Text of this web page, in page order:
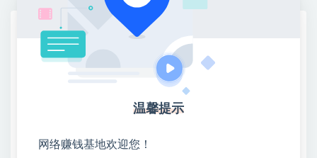
网赚基地简介
站长微信：无
❤本站：本站整合多方资源站，主要面向互联网创业
类&副业类，资源丰富 物超所值。
❤能助您：找项目 + 低成本创业 + 减少信息差 + 见识
❤本站为众多团队提供了重要价值，也为众多创业者
温馨提示
网络赚钱基地欢迎您！